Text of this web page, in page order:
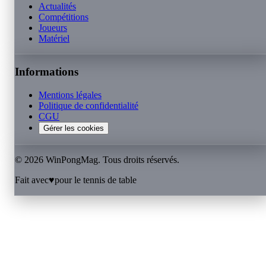
Actualités
Compétitions
Joueurs
Matériel
Informations
Mentions légales
Politique de confidentialité
CGU
Gérer les cookies
© 2026 WinPongMag. Tous droits réservés.
Fait avec♥pour le tennis de table